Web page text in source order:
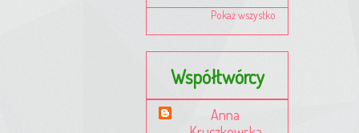
Pokaż wszystko
Współtwórcy
Anna